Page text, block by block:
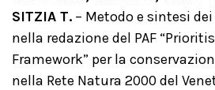
SITZIA T. – Metodo e sintesi
nella redazione del PAF
Framework” per la
nella Rete Natura 2000 del